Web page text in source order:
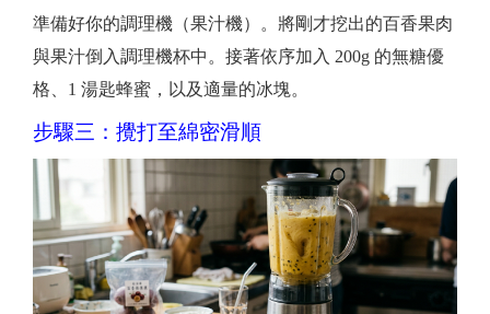
準備好你的調理機（果汁機）。將剛才挖出的百香果肉
與果汁倒入調理機杯中。接著依序加入 200g 的無糖優
格、1 湯匙蜂蜜，以及適量的冰塊。
步驟三：攪打至綿密滑順